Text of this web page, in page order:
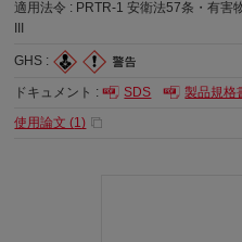
適用法令 : PRTR-1 安衛法57条・有害
GHS :
ドキュメント : SDS 製品規格
使用論文 (1)